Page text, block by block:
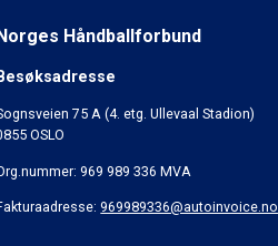
Håndballforbund
Besøksadresse
75 A (4. etg. Ullevaal Stadion)
OSLO
969 989 336 MVA
969989336@autoinvoice.no